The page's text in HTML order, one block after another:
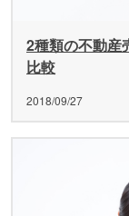
2種類の不動産
比較
2018/09/27